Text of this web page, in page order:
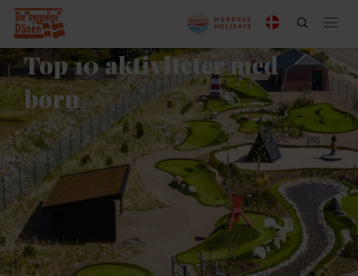
Top 10 aktiviteter med
børn